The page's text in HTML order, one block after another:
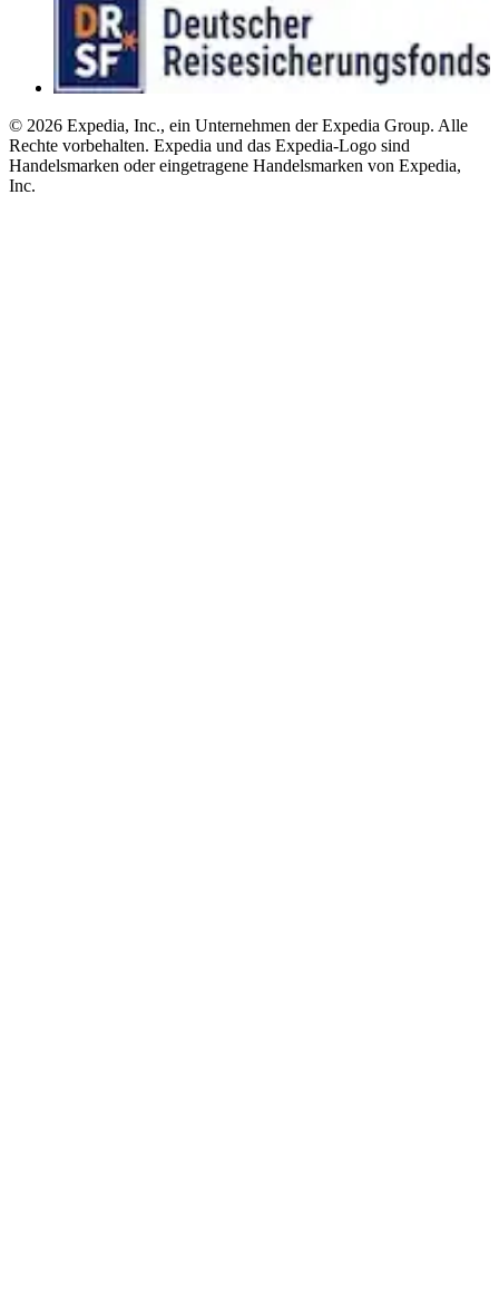
© 2026 Expedia, Inc., ein Unternehmen der Expedia Group. Alle
Rechte vorbehalten. Expedia und das Expedia-Logo sind
Handelsmarken oder eingetragene Handelsmarken von Expedia,
Inc.